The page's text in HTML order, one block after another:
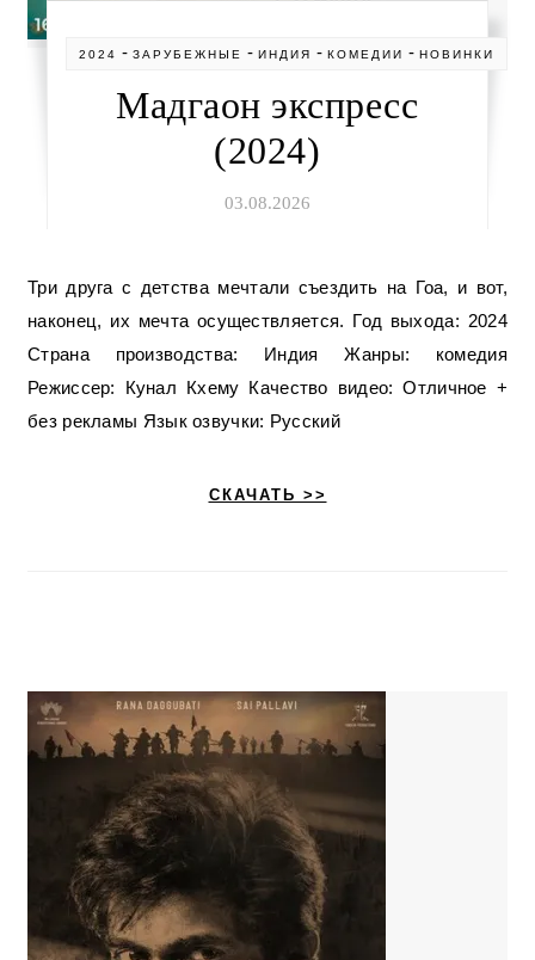
2024 -ЗАРУБЕЖНЫЕ -ИНДИЯ -КОМЕДИИ -НОВИНКИ
Мадгаон экспресс
(2024)
03.08.2026
Три друга с детства мечтали съездить на Гоа, и вот,
наконец, их мечта осуществляется. Год выхода: 2024
Страна производства: Индия Жанры: комедия
Режиссер: Кунал Кхему Качество видео: Отличное +
без рекламы Язык озвучки: Русский
СКАЧАТЬ >>